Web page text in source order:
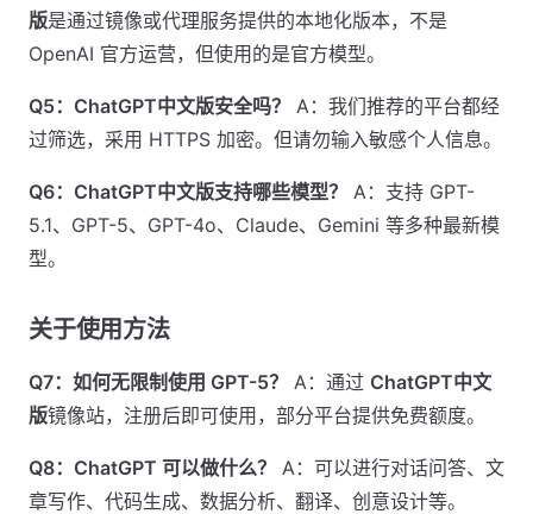
版是通过镜像或代理服务提供的本地化版本，不是
OpenAI 官方运营，但使用的是官方模型。
Q5：ChatGPT中文版安全吗？
A：我们推荐的平台都经
过筛选，采用 HTTPS 加密。但请勿输入敏感个人信息。
Q6：ChatGPT中文版支持哪些模型？
A：支持 GPT-
5.1、GPT-5、GPT-4o、Claude、Gemini 等多种最新模
型。
关于使用方法
Q7：如何无限制使用 GPT-5？ A：通过 ChatGPT中文
版镜像站，注册后即可使用，部分平台提供免费额度。
Q8：ChatGPT 可以做什么？
A：可以进行对话问答、文
章写作、代码生成、数据分析、翻译、创意设计等。